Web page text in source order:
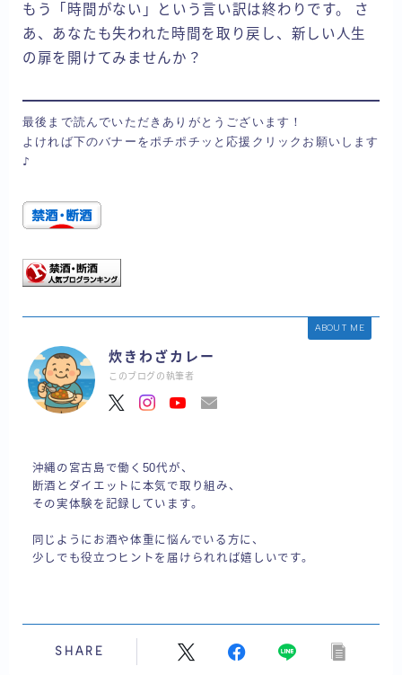
もう「時間がない」という言い訳は終わりです。 さ
あ、あなたも失われた時間を取り戻し、新しい人生
の扉を開けてみませんか？
最後まで読んでいただきありがとうございます！
よければ下のバナーをポチポチッと応援クリックお願いします
♪
ABOUT ME
炊きわざカレー
このブログの執筆者
沖縄の宮古島で働く50代が、
断酒とダイエットに本気で取り組み、
その実体験を記録しています。
同じようにお酒や体重に悩んでいる方に、
少しでも役立つヒントを届けられれば嬉しいです。
SHARE